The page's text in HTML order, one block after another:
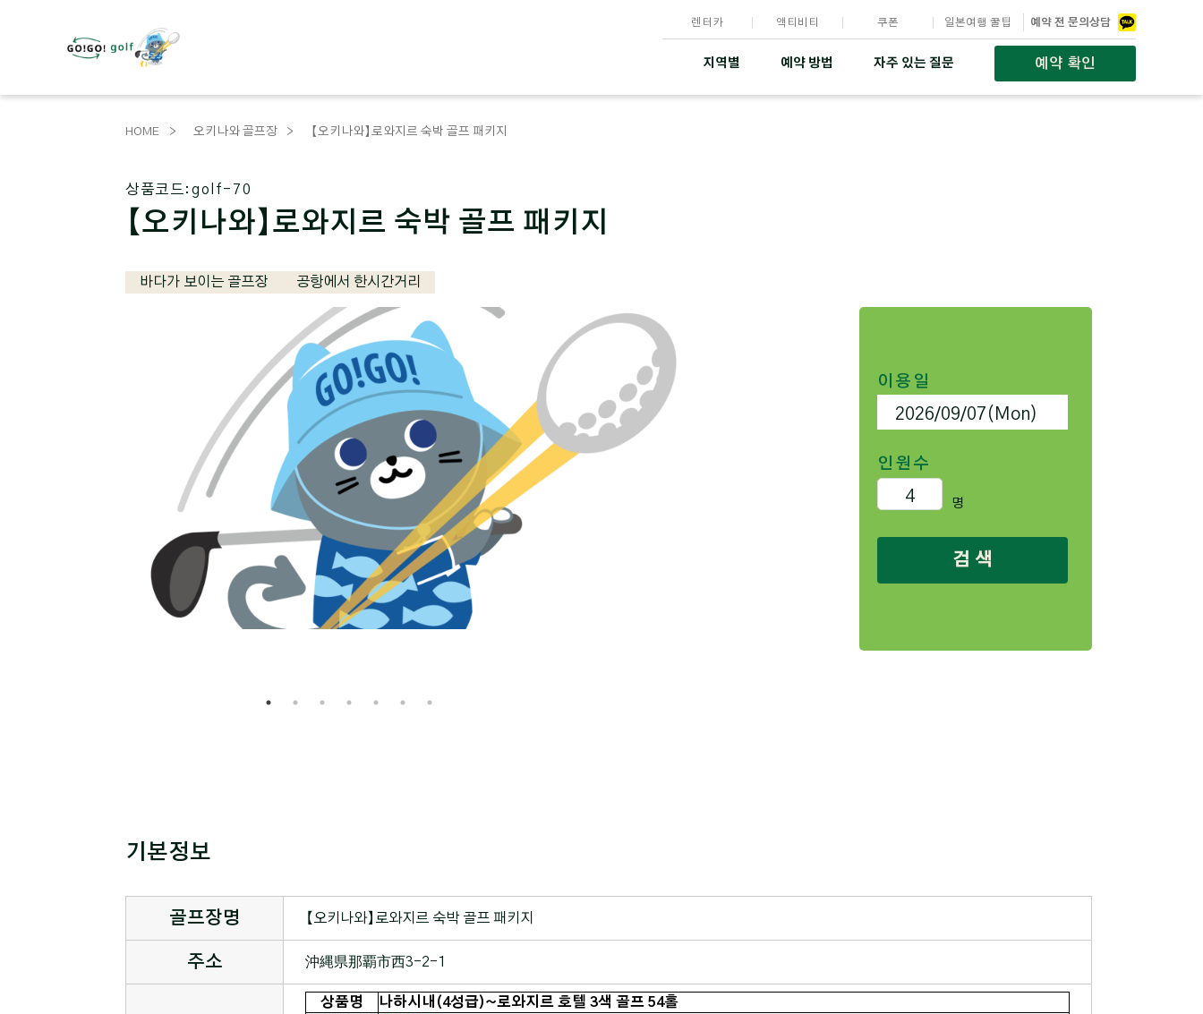
렌터카 액티비티 쿠폰 일본여행 꿀팁 예약 전 문의상담
지역별 예약 방법 자주 있는 질문 예약 확인
HOME 오키나와 골프장 【오키나와】로와지르 숙박 골프 패키지
상품코드: golf-70
【오키나와】로와지르 숙박 골프 패키지
바다가 보이는 골프장 공항에서 한시간거리
이용일
인원수
명
검 색
기본정보
골프장명 【오키나와】로와지르 숙박 골프 패키지
주소 沖縄県那覇市西3-2-1
상품명
나하시내(4성급)~로와지르 호텔 3색 골프 54홀